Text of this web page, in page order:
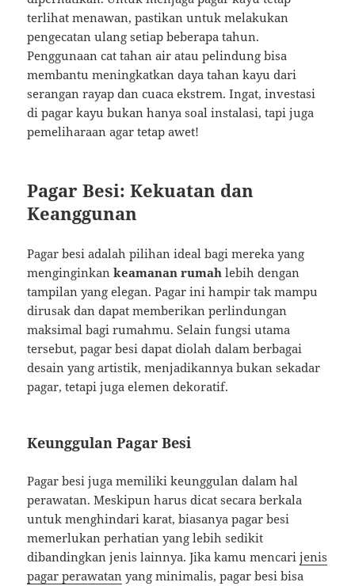
terlihat menawan, pastikan untuk melakukan
pengecatan ulang setiap beberapa tahun.
Penggunaan cat tahan air atau pelindung bisa
membantu meningkatkan daya tahan kayu dari
serangan rayap dan cuaca ekstrem. Ingat, investasi
di pagar kayu bukan hanya soal instalasi, tapi juga
pemeliharaan agar tetap awet!
Pagar Besi: Kekuatan dan
Keanggunan
Pagar besi adalah pilihan ideal bagi mereka yang
menginginkankeamanan rumah lebih dengan
tampilan yang elegan. Pagar ini hampir tak mampu
dirusak dan dapat memberikan perlindungan
maksimal bagi rumahmu. Selain fungsi utama
tersebut, pagar besi dapat diolah dalam berbagai
desain yang artistik, menjadikannya bukan sekadar
pagar, tetapi juga elemen dekoratif.
Keunggulan Pagar Besi
Pagar besi juga memiliki keunggulan dalam hal
perawatan. Meskipun harus dicat secara berkala
untuk menghindari karat, biasanya pagar besi
memerlukan perhatian yang lebih sedikit
dibandingkan jenis lainnya. Jika kamu mencarijenis
pagar perawatan yang minimalis, pagar besi bisa